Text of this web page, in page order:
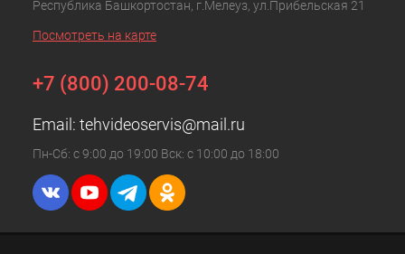
Республика Башкортостан, г.Мелеуз, ул.Прибельская 21
Посмотреть на карте
+7 (800) 200-08-74
Email: tehvideoservis@mail.ru
Пн-Сб: с 9:00 до 19:00 Вск: с 10:00 до 18:00